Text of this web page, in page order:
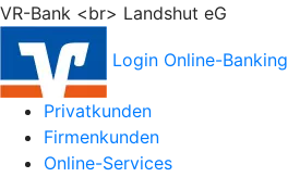
VR-Bank <br> Landshut eG
Login Online-Banking
Privatkunden
Firmenkunden
Online-Services